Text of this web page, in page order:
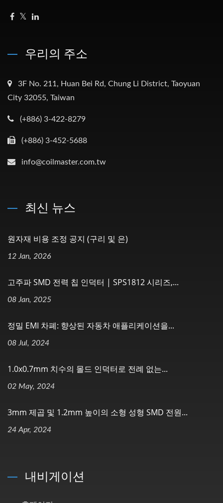
우리의 주소
3F No. 211, Huan Bei Rd, Chung Li District, Taoyuan
City 32055, Taiwan
(+886) 3-422-8279
(+886) 3-452-5688
info@coilmaster.com.tw
최신 뉴스
원자재 비용 조정 공지 (구리 및 은)
12 Jan, 2026
고주파 SMD 전력 칩 인덕터 | SPS1812 시리즈,...
08 Jan, 2025
정밀 EMI 차폐: 향상된 자동차 애플리케이션을...
08 Jul, 2024
1.0x0.7mm 치수의 몰드 인덕터로 전례 없는...
02 May, 2024
3mm 제곱 및 1.2mm 높이의 소형 성형 SMD 전원...
24 Apr, 2024
내비게이션